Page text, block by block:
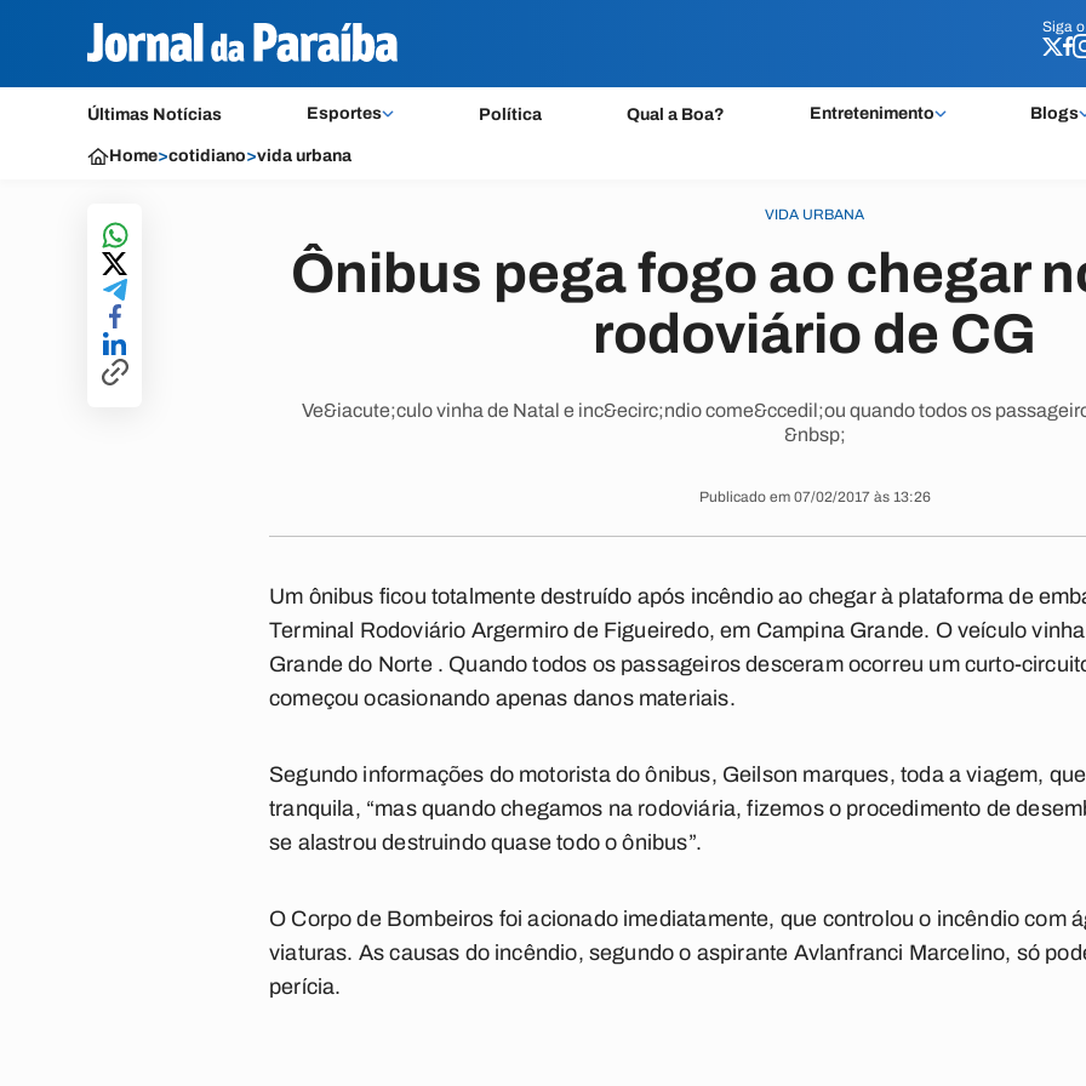
Siga o
Últimas Notícias Esportes Política Qual a Boa? Entretenimento Blogs
Siga o
Home>cotidiano>vida urbana
VIDA URBANA
Ônibus pega fogo ao chegar
rodoviário de CG
Ve&iacute;culo vinha de Natal e inc&ecirc;ndio come&ccedil;ou quando todos os
&nbsp;
Publicado em 07/02/2017 às 13:26
Um ônibus ficou totalmente destruído após incêndio ao chegar à plataforma de
Terminal Rodoviário Argermiro de Figueiredo, em Campina Grande. O veículo
Grande do Norte . Quando todos os passageiros desceram ocorreu um curto-
começou ocasionando apenas danos materiais.
Segundo informações do motorista do ônibus, Geilson marques, toda aviagem,
tranquila, “mas quando chegamos na rodoviária, fizemos o procedimento de
se alastrou destruindo quase todo o ônibus”.
O Corpo de Bombeiros foi acionado imediatamente, que controlou o incêndio com
viaturas. As causas do incêndio, segundo o aspirante Avlanfranci Marcelino, só
perícia.